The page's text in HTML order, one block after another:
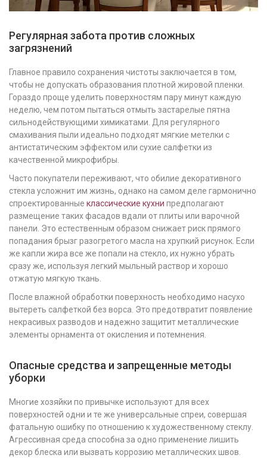
Регулярная забота против сложных
загрязнений
Главное правило сохранения чистоты заключается в том,
чтобы не допускать образования плотной жировой пленки.
Гораздо проще уделить поверхностям пару минут каждую
неделю, чем потом пытаться отмыть застарелые пятна
сильнодействующими химикатами. Для регулярного
смахивания пыли идеально подходят мягкие метелки с
антистатическим эффектом или сухие салфетки из
качественной микрофибры.
Часто покупатели переживают, что обилие декоративного
стекла усложнит им жизнь, однако на самом деле гармонично
спроектированные классические кухни предполагают
размещение таких фасадов вдали от плиты или варочной
панели. Это естественным образом снижает риск прямого
попадания брызг разогретого масла на хрупкий рисунок. Если
же капли жира все же попали на стекло, их нужно убрать
сразу же, используя легкий мыльный раствор и хорошо
отжатую мягкую ткань.
После влажной обработки поверхность необходимо насухо
вытереть салфеткой без ворса. Это предотвратит появление
некрасивых разводов и надежно защитит металлические
элементы орнамента от окисления и потемнения.
Опасные средства и запрещенные методы
уборки
Многие хозяйки по привычке используют для всех
поверхностей одни и те же универсальные спреи, совершая
фатальную ошибку по отношению к художественному стеклу.
Агрессивная среда способна за одно применение лишить
декор блеска или вызвать коррозию металлических швов.